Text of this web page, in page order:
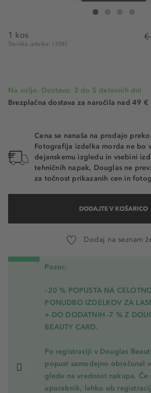
Lelo Soraya Bead Black
1 kos
Številka izdelka: L9387
€
Na voljo. Dostava: 2 do 5 delovnih dni
Brezplačna dostava za naročila nad 49 €
Cena se nanaša na prodajo
Fotografija izdelka morda ne bo
dejanskemu izgledu in vsebini
tehničnih napak, Douglas ne
za točnost prikazanih cen in
DODAJTE V KOŠARICO
Dodaj na seznam
Pozor:
–20 % POPUSTA NA
PONUDBO IZDELKOV ZA
+ DO DODATNIH -7 % Z
BEAUTY CARD.
Po registraciji v Douglas
popust samodejno obračunal
glede na vrednost nakupa. Če
uporabnik, lahko ob